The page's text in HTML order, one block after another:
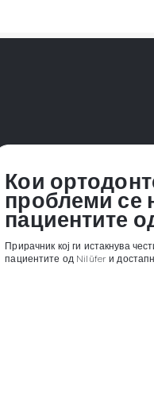
Кои
проблеми се
пациентите
Прирачник кој ги истакнува
пациентите од Nilüfer и